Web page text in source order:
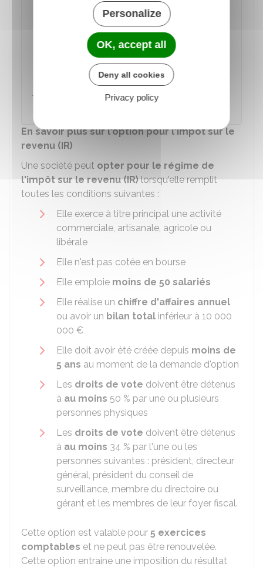
petites et moyennes entreprises qui réalisent
un chiffre d'affaires hors taxes n'excédant pas
10 000 000 €et dont le capital est
entièrement libéré et détenu pour au moins
par des personnes physiques. Ce taux
s'applique sur la part des bénéfices allant
25 %.
En savoir plus sur l'option pour l'impôt sur le
revenu (IR)
Une société peut opter pour le régime de
l'impôt sur le revenu (IR)lorsqu'elle remplit
toutes les conditions suivantes :
Elle exerce à titre principal une activité
commerciale, artisanale, agricole ou
libérale
Elle n'est pas cotée en bourse
Elle emploie moins de 50 salariés
Elle réalise un chiffre d'affaires annuel
ou avoir un bilan total inférieur à 10 000
000 €
Elle doit avoir été créée depuis moins de
5 ans au moment de la demande d'option
Les droits de vote doivent être détenus
à au moins 50 % par une ou plusieurs
personnes physiques
Les droits de vote doivent être détenus
à au moins 34 % par l'une ou les
personnes suivantes : président, directeur
général, président du conseil de
surveillance, membre du directoire ou
gérant et les membres de leur foyer fiscal.
Cette option est valable pour 5 exercices
comptables et ne peut pas être renouvelée.
Cette option entraine une imposition du résultat
Personalize
OK, accept all
Deny all cookies
Privacy policy